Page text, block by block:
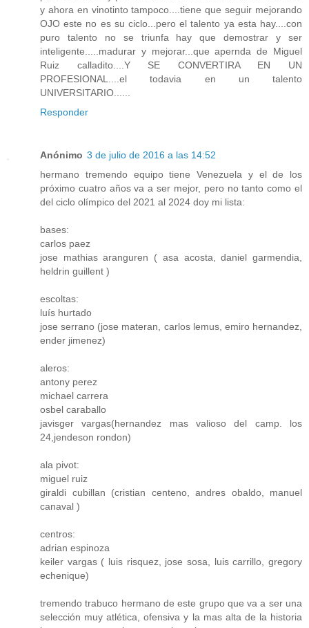
y ahora en vinotinto tampoco....tiene que seguir mejorando
OJO este no es su ciclo...pero el talento ya esta hay....con
puro talento no se triunfa hay que demostrar y ser
inteligente.....madurar y mejorar...que apernda de Miguel
Ruiz calladito....Y SE CONVERTIRA EN UN
PROFESIONAL....el todavia en un talento
UNIVERSITARIO......
Responder
Anónimo 3 de julio de 2016 a las 14:52
hermano tremendo equipo tiene Venezuela y el de los
próximo cuatro años va a ser mejor, pero no tanto como el
del ciclo olímpico del 2021 al 2024 doy mi lista:
bases:
carlos paez
jose mathias aranguren ( asa acosta, daniel garmendia,
heldrin guillent )
escoltas:
luís hurtado
jose serrano (jose materan, carlos lemus, emiro hernandez,
ender jimenez)
aleros:
antony perez
michael carrera
osbel caraballo
javisger vargas(hernandez mas valioso del camp. los
24,jendeson rondon)
ala pivot:
miguel ruiz
giraldi cubillan (cristian centeno, andres obaldo, manuel
canaval )
centros:
adrian espinoza
keiler vargas ( luis risquez, jose sosa, luis carrillo, gregory
echenique)
tremendo trabuco hermano de este grupo que va a ser una
selección muy atlética, ofensiva y la mas alta de la historia